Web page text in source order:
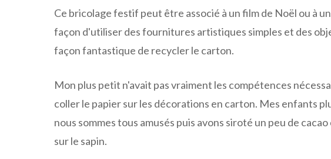
Ce bricolage festif peut être associé à un film de Noël ou à
façon d'utiliser des fournitures artistiques simples et des
façon fantastique de recycler le carton.
Mon plus petit n'avait pas vraiment les compétences
coller le papier sur les décorations en carton. Mes enfants
nous sommes tous amusés puis avons siroté un peu de
sur le sapin.